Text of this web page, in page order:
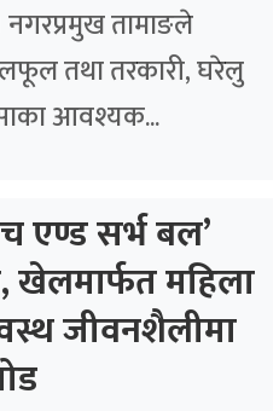
नगरप्रमुख तामाङले
तथा तरकारी, घरेलु
आवश्यक...
एण्ड सर्भ बल’
खेलमार्फत महिला
जीवनशैलीमा